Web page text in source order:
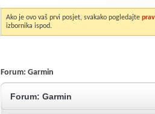
Ako je ovo vaš prvi posjet, svakako pogledajte
izbornika ispod.
Forum: Garmin
Forum: Garmin